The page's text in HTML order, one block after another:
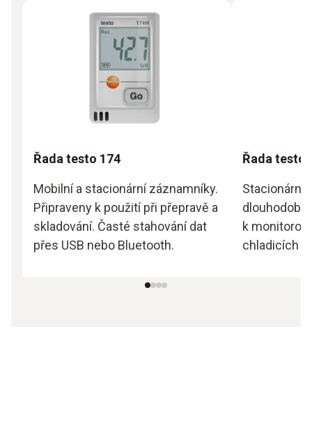
Řada testo 174
Mobilní a stacionární záznamníky.
Připraveny k použití při přepravě a
skladování. Časté stahování dat
přes USB nebo Bluetooth.
Řada testo
Stacionární
dlouhodobé
k
chladicích